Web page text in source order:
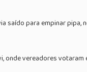
saído para empinar pipa,
onde vereadores